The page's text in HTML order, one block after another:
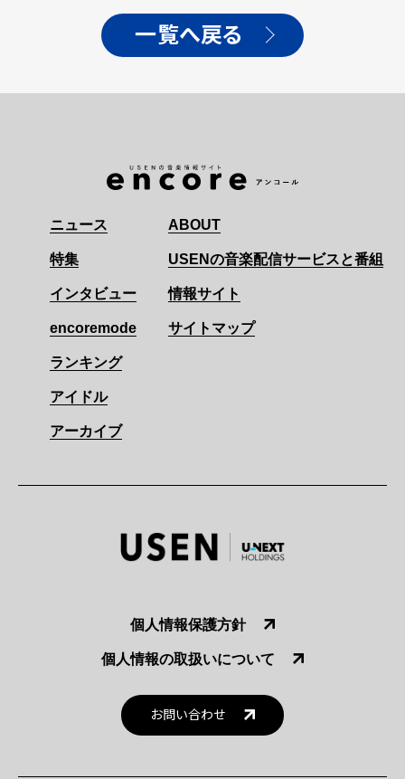
「Sentimental Night
Dive」のライブ映像を公一覧へ戻る
ニュース
特集
インタビュー
encoremode
ランキング
アイドル
アーカイブ
ABOUT
USENの音楽配信サービスと番組
情報サイト
サイトマップ
個人情報保護方針
個人情報の取扱いについて
お問い合わせ